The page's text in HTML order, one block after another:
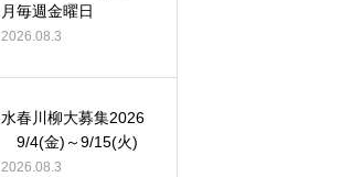
月毎週金曜日
2026.08.3
水春川柳大募集2026
9/4(金)～9/15(火)
2026.08.3